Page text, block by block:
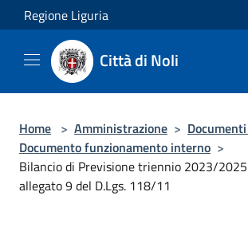
Salta al contenuto principale
Regione Liguria
Città di Noli
Home > Amministrazione >
Documento funzionamento interno >
Bilancio di Previsione triennio 2023/
allegato 9 del D.Lgs. 118/11